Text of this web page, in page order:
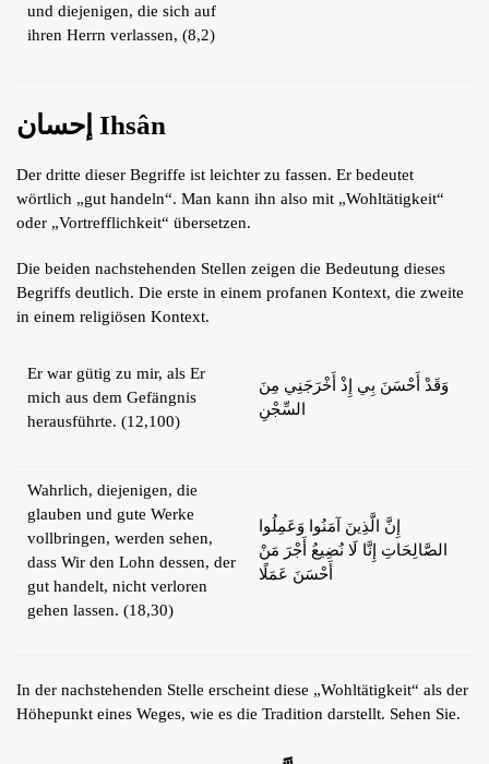
und diejenigen, die sich auf
ihren Herrn verlassen, (8,2)
إحسان Ihsân
Der dritte dieser Begriffe ist leichter zu fassen. Er bedeutet
wörtlich „gut handeln“. Man kann ihn also mit „Wohltätigkeit“
oder „Vortrefflichkeit“ übersetzen.
Die beiden nachstehenden Stellen zeigen die Bedeutung dieses
Begriffs deutlich. Die erste in einem profanen Kontext, die zweite
in einem religiösen Kontext.
Er war gütig zu mir, als Er
mich aus dem Gefängnis
herausführte. (12,100)
وَقَدْ أَحْسَنَ بِي إِذْ أَخْرَجَنِي مِنَ
السِّجْنِ
Wahrlich, diejenigen, die
glauben und gute Werke
vollbringen, werden sehen,
dass Wir den Lohn dessen, der
gut handelt, nicht verloren
gehen lassen. (18,30)
إِنَّ الَّذِينَ آمَنُوا وَعَمِلُوا
الصَّالِحَاتِ إِنَّا لَا نُضِيعُ أَجْرَ مَنْ
أَحْسَنَ عَمَلًا
In der nachstehenden Stelle erscheint diese „Wohltätigkeit“ als der
Höhepunkt eines Weges, wie es die Tradition darstellt. Sehen Sie.